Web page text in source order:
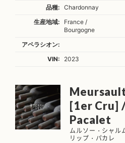
品種:
Chardonnay
生産地域:
France /
Bourgogne
アペラシオン:
VIN:
2023
[1er Cru]
Pacalet
ムルソー・シャル
リップ・パカレ